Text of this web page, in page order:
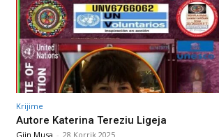
Krijime
Autore Katerina Tereziu Ligeja
Gjin Musa - 28 Korrik 2025